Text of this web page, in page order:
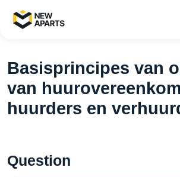
Basisprincipes van
van
huurders en
Question